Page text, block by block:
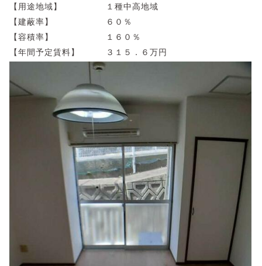
【用途地域】 １種中高地域
【建蔽率】 ６０％
【容積率】 １６０％
【年間予定賃料】 ３１５．６万円